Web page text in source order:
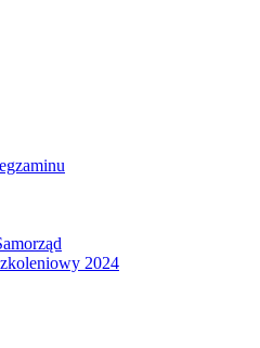
2024